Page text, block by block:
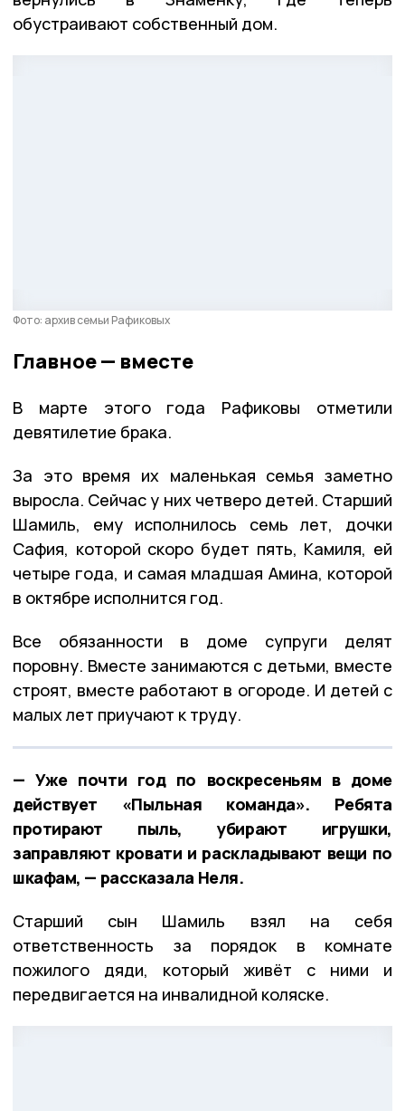
обустраивают собственный дом.
Фото: архив семьи Рафиковых
Главное — вместе
В марте этого года Рафиковы отметили
девятилетие брака.
За это время их маленькая семья заметно
выросла. Сейчас у них четверо детей. Старший
Шамиль, ему исполнилось семь лет, дочки
Сафия, которой скоро будет пять, Камиля, ей
четыре года, и самая младшая Амина, которой
в октябре исполнится год.
Все обязанности в доме супруги делят
поровну. Вместе занимаются с детьми, вместе
строят, вместе работают в огороде. И детей с
малых лет приучают к труду.
— Уже почти год по воскресеньям в доме
действует «Пыльная команда». Ребята
протирают пыль, убирают игрушки,
заправляют кровати и раскладывают вещи по
шкафам, — рассказала Неля.
Старший сын Шамиль взял на себя
ответственность за порядок в комнате
пожилого дяди, который живёт с ними и
передвигается на инвалидной коляске.